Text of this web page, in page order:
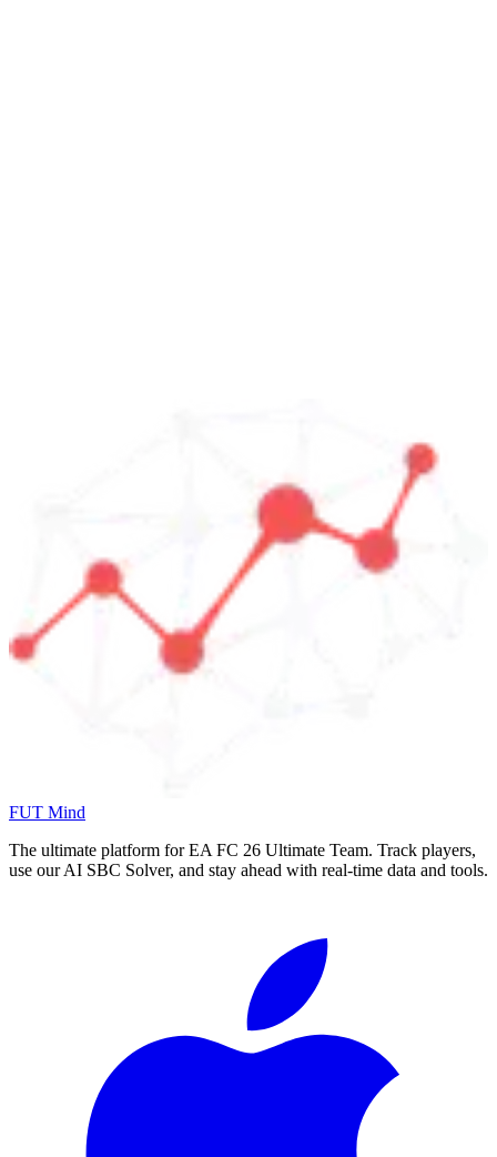
FUT Mind
The ultimate platform for EA FC 26 Ultimate Team. Track players,
use our AI SBC Solver, and stay ahead with real-time data and tools.